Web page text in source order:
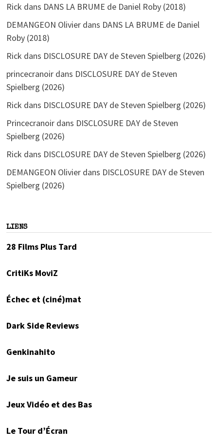
Rick dans DANS LA BRUME de Daniel Roby (2018)
DEMANGEON Olivierdans DANS LA BRUME de Daniel
Roby (2018)
Rick dans DISCLOSURE DAY de Steven Spielberg (2026)
princecranoirdans DISCLOSURE DAY de Steven
Spielberg (2026)
Rick dans DISCLOSURE DAY de Steven Spielberg (2026)
Princecranoirdans DISCLOSURE DAY de Steven
Spielberg (2026)
Rick dans DISCLOSURE DAY de Steven Spielberg (2026)
DEMANGEON Olivierdans DISCLOSURE DAY de Steven
Spielberg (2026)
LIENS
28 Films Plus Tard
CritiKs MoviZ
Échec et (ciné)mat
Dark Side Reviews
Genkinahito
Je suis un Gameur
Jeux Vidéo et des Bas
Le Tour d’Écran